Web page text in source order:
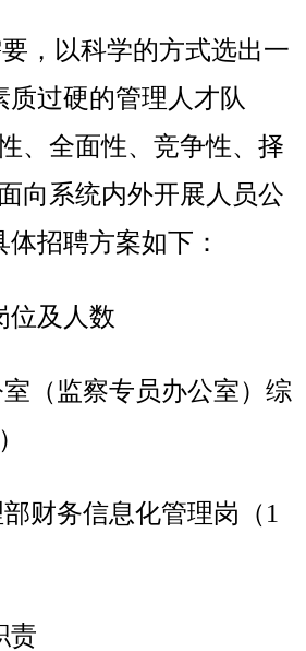
药店
音视
，以科学的方式选出一
质过硬的管理人才队
、全面性、竞争性、择
向系统内外开展人员公
招聘方案如下：
位及人数
（监察专员办公室）综
财务信息化管理岗（1
责